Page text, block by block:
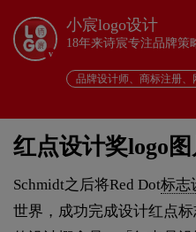
v
小宸logo设计
18年来诗宸专注品牌策
品牌设计师、商标注册、
红点设计奖logo图
Schmidt之后将Red Dot标志
世界，成功完成设计红点